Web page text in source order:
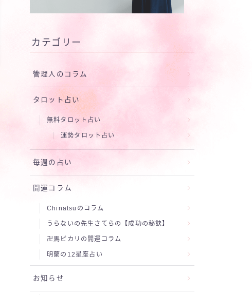
カテゴリー
管理人のコラム
タロット占い
無料タロット占い
運勢タロット占い
毎週の占い
開運コラム
Chinatsuのコラム
うらないの先生さてらの【成功の秘訣】
卍馬ピカリの開運コラム
明蘭の12星座占い
お知らせ